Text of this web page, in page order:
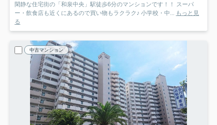
閑静な住宅街の「和泉中央」駅徒歩6分のマンションです！！ スーパ
ー・飲食店も近くにあるので買い物もラクラク♪ 小学校・中... もっと見
る
中古マンション